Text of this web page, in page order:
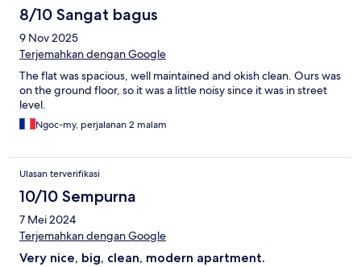
8/10 Sangat bagus
9 Nov 2025
Terjemahkan dengan Google
The flat was spacious, well maintained and okish clean. Ours was
on the ground floor, so it was a little noisy since it was in street
level.
Ngoc-my, perjalanan 2 malam
Ulasan terverifikasi
10/10 Sempurna
7 Mei 2024
Terjemahkan dengan Google
Very nice, big, clean, modern apartment.